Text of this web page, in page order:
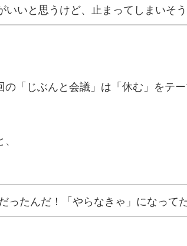
いいと思うけど、止まってしまいそ
「じぶんと会議」は「休む」をテー
ったんだ！「やらなきゃ」になって